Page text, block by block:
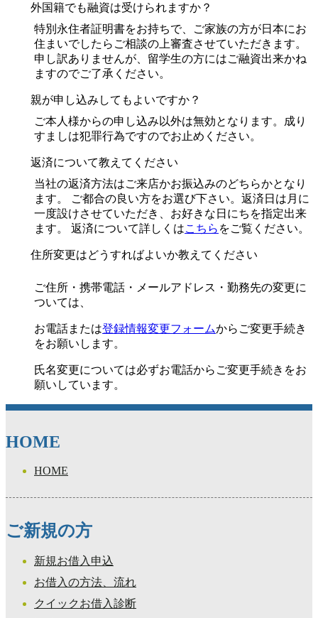
外国籍でも融資は受けられますか？
特別永住者証明書をお持ちで、ご家族の方が日本にお
住まいでしたらご相談の上審査させていただきます。
申し訳ありませんが、留学生の方にはご融資出来かね
ますのでご了承ください。
親が申し込みしてもよいですか？
ご本人様からの申し込み以外は無効となります。成り
すましは犯罪行為ですのでお止めください。
返済について教えてください
当社の返済方法はご来店かお振込みのどちらかとなり
ます。 ご都合の良い方をお選び下さい。返済日は月に
一度設けさせていただき、お好きな日にちを指定出来
ます。 返済について詳しくはこちら をご覧ください。
住所変更はどうすればよいか教えてください
ご住所・携帯電話・メールアドレス・勤務先の変更に
ついては、
お電話または登録情報変更フォームからご変更手続き
をお願いします。
氏名変更については必ずお電話からご変更手続きをお
願いしています。
HOME
HOME
ご新規の方
新規お借入申込
お借入の方法、流れ
クイックお借入診断